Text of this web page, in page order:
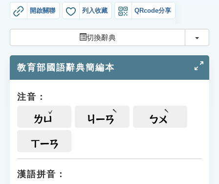
成語故事
索引選單
單字索引
遊戲專區
教學應用
貓頭鷹博士
開啟關聯 列入收藏 QRcode分享
切換辭典 切換
教育部國語辭典簡編本
注音：
ㄌㄩ ㄐㄧㄢ ㄅㄨ
ㄒㄧㄢ
漢語拼音：